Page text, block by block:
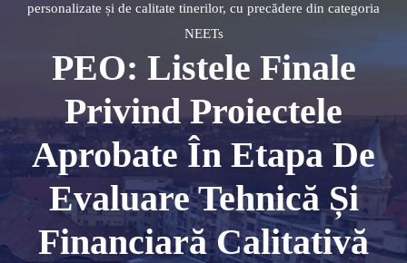
personalizate și de calitate tinerilor, cu precădere din categoria
NEETs
PEO: Listele Finale
Privind Proiectele
Aprobate În Etapa De
Evaluare Tehnică Și
Financiară Calitativă